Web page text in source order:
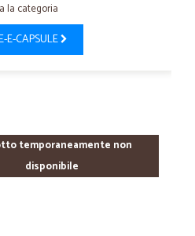
la categoria
E-CAPSULE
temporaneamente non
disponibile